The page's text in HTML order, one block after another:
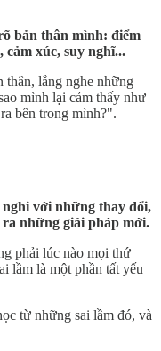
bản thân mình: điểm
cảm xúc, suy nghĩ...
thân, lắng nghe những
mình lại cảm thấy như
bên trong mình?".
với những thay đổi,
những giải pháp mới.
phải lúc nào mọi thứ
lầm là một phần tất yếu
từ những sai lầm đó, và